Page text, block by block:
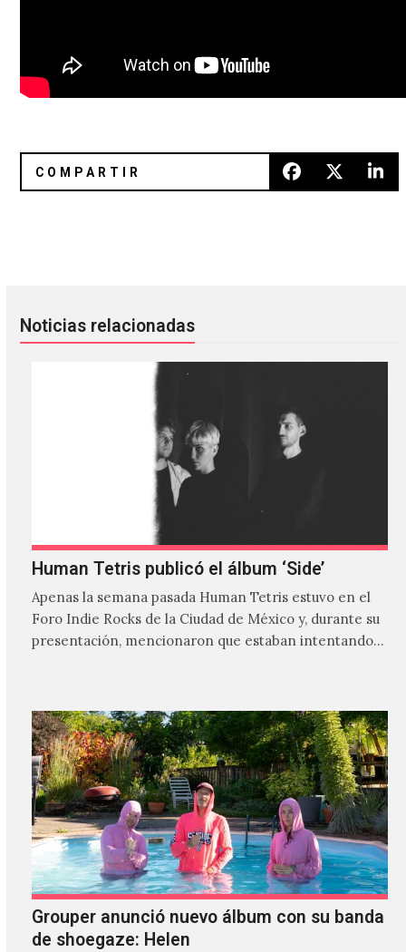
Noticias relacionadas
Human Tetris publicó el álbum ‘Side’
Apenas la semana pasada Human Tetris estuvo en el
Foro Indie Rocks de la Ciudad de México y, durante su
presentación, mencionaron que estaban intentando…
Grouper anunció nuevo álbum con su banda
de shoegaze: Helen